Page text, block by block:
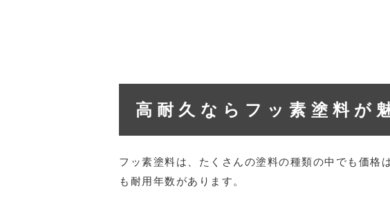
高耐久ならフッ素塗料が
フッ素塗料は、たくさんの塗料の種類の中でも価
も耐用年数があります。